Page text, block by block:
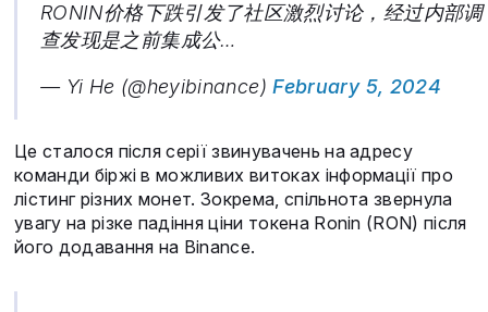
RONIN价格下跌引发了社区激烈讨论，经过内部调
查发现是之前集成公…
— Yi He (@heyibinance)February 5, 2024
Це сталося після серії звинувачень на адресу
команди біржі в можливих витоках інформації про
лістинг різних монет. Зокрема, спільнота звернула
увагу на різке падіння ціни токена Ronin (RON) після
його додавання на Binance.